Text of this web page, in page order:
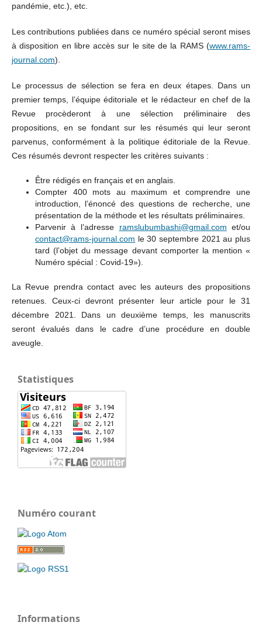
pandémie, etc.), etc.
Les contributions publiées dans ce numéro spécial seront mises
à disposition en libre accès sur le site de la RAMS (www.rams-
journal.com).
Le processus de sélection se fera en deux étapes. Dans un
premier temps, l’équipe éditoriale et le rédacteur en chef de la
Revue procèderont à une sélection préliminaire des
propositions, en se fondant sur les résumés qui leur seront
parvenus, conformément à la politique éditoriale de la Revue.
Ces résumés devront respecter les critères suivants :
Être rédigés en français et en anglais.
Compter 400 mots au maximum et comprendre une
introduction, l’énoncé des questions de recherche, une
présentation de la méthode et les résultats préliminaires.
Parvenir à l’adresse ramslubumbashi@gmail.com et/ou
contact@rams-journal.com le 30 septembre 2021 au plus
tard (l’objet du message devant comporter la mention «
Numéro spécial : Covid-19»).
La Revue prendra contact avec les auteurs des propositions
retenues. Ceux-ci devront présenter leur article pour le 31
décembre 2021. Dans un deuxième temps, les manuscrits
seront évalués dans le cadre d’une procédure en double
aveugle.
Statistiques
Numéro courant
Informations